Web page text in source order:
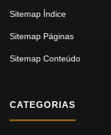
Sitemap Índice
Sitemap Páginas
Sitemap Conteúdo
CATEGORIAS